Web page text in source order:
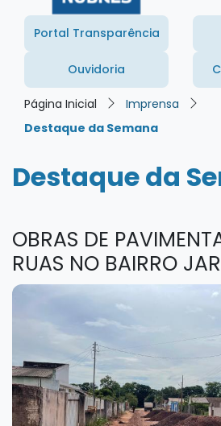
Portal Transparência
Ouvidoria
Página Inicial
Imprensa
Destaque da Semana
Destaque da
OBRAS DE
RUAS NO BAIRRO